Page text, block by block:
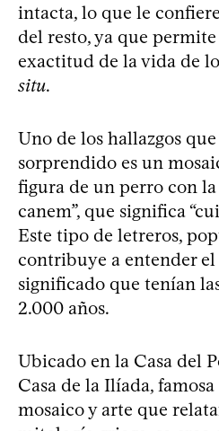
intacta, lo que le
del resto, ya que
exactitud de la vida de
situ.
Uno de los hallazgos
sorprendido es un
figura de un perro con
canem”, que significa
Este tipo de letreros,
contribuye a entender el
significado que tenían
2.000 años.
Ubicado en la Casa del
Casa de la Ilíada,
mosaico y arte que